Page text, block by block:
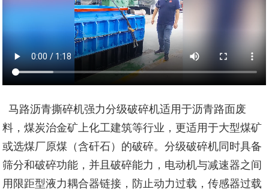
马路沥青撕碎机强力分级破碎机适用于沥青路面废
料，煤炭治金矿上化工建筑等行业，更适用于大型煤矿
或选煤厂原煤（含矸石）的破碎。分级破碎机同时具备
筛分和破碎功能，并且破碎能力，电动机与减速器之间
用限距型液力耦合器链接，防止动力过载，传感器过载